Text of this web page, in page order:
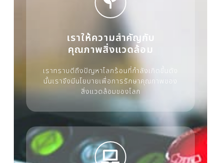
เราให้ความสำคัญกับ
คุณภาพสิ่งแวดล้อม
เราทราบดีถึงปัญหาโลกร้อนที่กำลังเกิดขึ้นดัง
นั้นเราจึงมีนโยบายเพื่อการรักษาคุณภาพของ
สิ่งแวดล้อมของโลก